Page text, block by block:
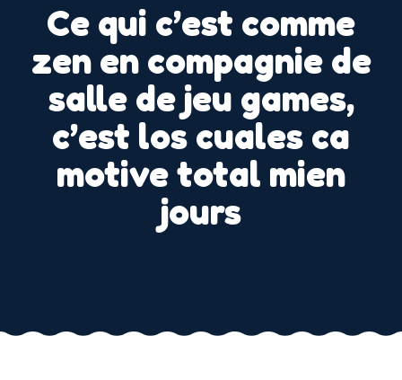
Ce qui c’est comme
zen en compagnie de
salle de jeu games,
c’est los cuales ca
motive total mien
jours